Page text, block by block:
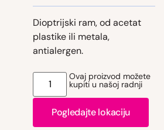
Dioptrijski ram, od acetat
plastike ili metala,
antialergen.
Ovaj proizvod možete
kupiti u našoj radnji
Pogledajte lokaciju